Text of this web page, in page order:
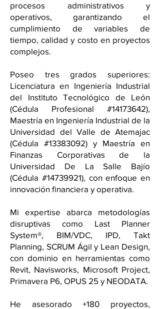
procesos administrativos y
operativos, garantizando el
cumplimiento de variables de
tiempo, calidad y costo en proyectos
complejos.
Poseo tres grados superiores:
Licenciatura en Ingeniería Industrial
del Instituto Tecnológico de León
(Cédula Profesional #14173642),
Maestría en Ingeniería Industrial de la
Universidad del Valle de Atemajac
(Cédula #13383092) y Maestría en
Finanzas Corporativas de la
Universidad De La Salle Bajío
(Cédula #14739921), con enfoque en
innovación financiera y operativa.
Mi expertise abarca metodologías
disruptivas como Last Planner
System®, BIM/VDC, IPD, Takt
Planning, SCRUM Ágil y Lean Design,
con dominio en herramientas como
Revit, Navisworks, Microsoft Project,
Primavera P6, OPUS 25 y NEODATA.
He asesorado +180 proyectos,